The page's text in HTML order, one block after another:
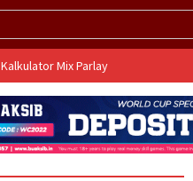
Kalkulator Mix Parlay